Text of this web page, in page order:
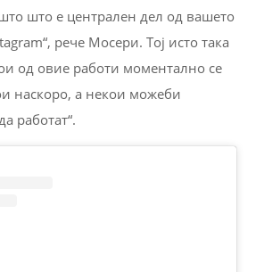
што е централен дел од вашето
рече Мосери. Тој исто така
од овие работи моментално се
наскоро, а некои можеби
работат“.